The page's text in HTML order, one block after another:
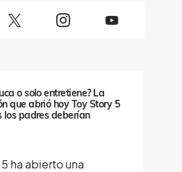
o solo entretiene? La
que abrió hoy Toy Story 5
los padres deberían
ha abierto una